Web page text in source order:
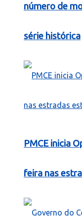
número de
série histórica
PMCE inicia
feira nas